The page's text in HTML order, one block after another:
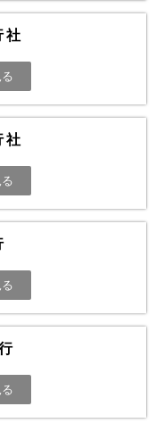
社
社